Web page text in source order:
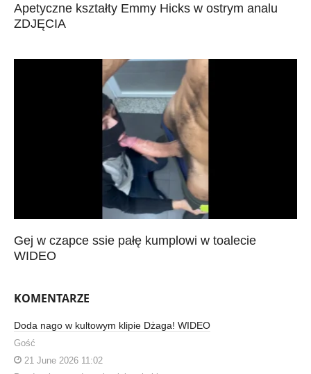
Apetyczne kształty Emmy Hicks w ostrym analu
ZDJĘCIA
Gej w czapce ssie pałę kumplowi w toalecie
WIDEO
KOMENTARZE
Doda nago w kultowym klipie Dżaga! WIDEO
Gość
21 June 2026 11:02